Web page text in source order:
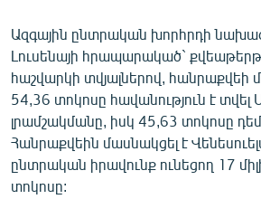
ՓՈԴՔԱՍԹ
Հայերեն
English
Русский
Ազգային ընտրական խորհրդի
Լուսենայի հրապարակած`
հաշվարկի տվյալներով, հանրաքվեի
54,36 տոկոսը հավանություն է
լրամշակմանը, իսկ 45,63 տոկոսը դեմ
Հանրաքվեին մասնակցել է
ընտրական իրավունք ունեցող 17
տոկոսը: